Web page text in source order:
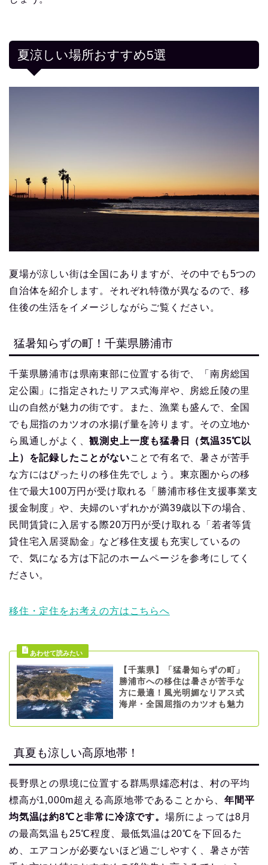
夏涼しい場所おすすめ5選
夏場が涼しい街は全国にありますが、その中でも5つの
自治体を紹介します。それぞれ特徴が異なるので、移
住後の生活をイメージしながらご覧ください。
猛暑知らずの町！千葉県勝浦市
千葉県勝浦市は県南東部に位置する街で、「南房総国
定公園」に指定されたリアス式海岸や、房総丘陵の里
山の自然が魅力の街です。また、漁業も盛んで、全国
でも屈指のカツオの水揚げ量を誇ります。その立地か
ら風通しがよく、観測史上一度も猛暑日（気温35℃以
上）を記録したことがないことで有名で、暑さが苦手
な方にはぴったりの移住先でしょう。東京圏からの移
住で最大100万円が受け取れる「勝浦市移住支援事業支
援金制度」や、夫婦のいずれかが満39歳以下の場合、
民間賃貸に入居する際20万円が受け取れる「若者等賃
貸住宅入居奨励金」など移住支援も充実しているの
で、気になる方は下記のホームページを参考にしてく
ださい。
移住・定住をお考えの方はこちらへ
【千葉県】「猛暑知らずの町」
勝浦市への移住は暑さが苦手な
方に最適！風光明媚なリアス式
海岸・全国屈指のカツオも魅力
真夏も涼しい高原地帯！
長野県との県境に位置する群馬県嬬恋村は、村の平均
標高が1,000m超える高原地帯であることから、年間平
均気温は約8℃と非常に冷涼です。 場所によっては8月
の最高気温も25℃程度、最低気温は20℃を下回るた
め、エアコンが必要ないほど過ごしやすく、暑さが苦